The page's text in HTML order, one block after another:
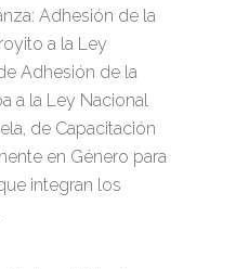
Adhesión de la
a la Ley
Adhesión de la
a la Ley Nacional
de Capacitación
en Género para
integran los